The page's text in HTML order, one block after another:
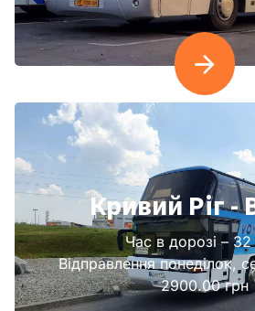
Кривий Ріг -
Час в дорозі – 32
Відправлення понеділок,
2900.00 грн